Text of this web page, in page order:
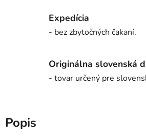
Expedícia
- bez zbytočných čakaní.
Originálna slovenská
- tovar určený pre
Popis